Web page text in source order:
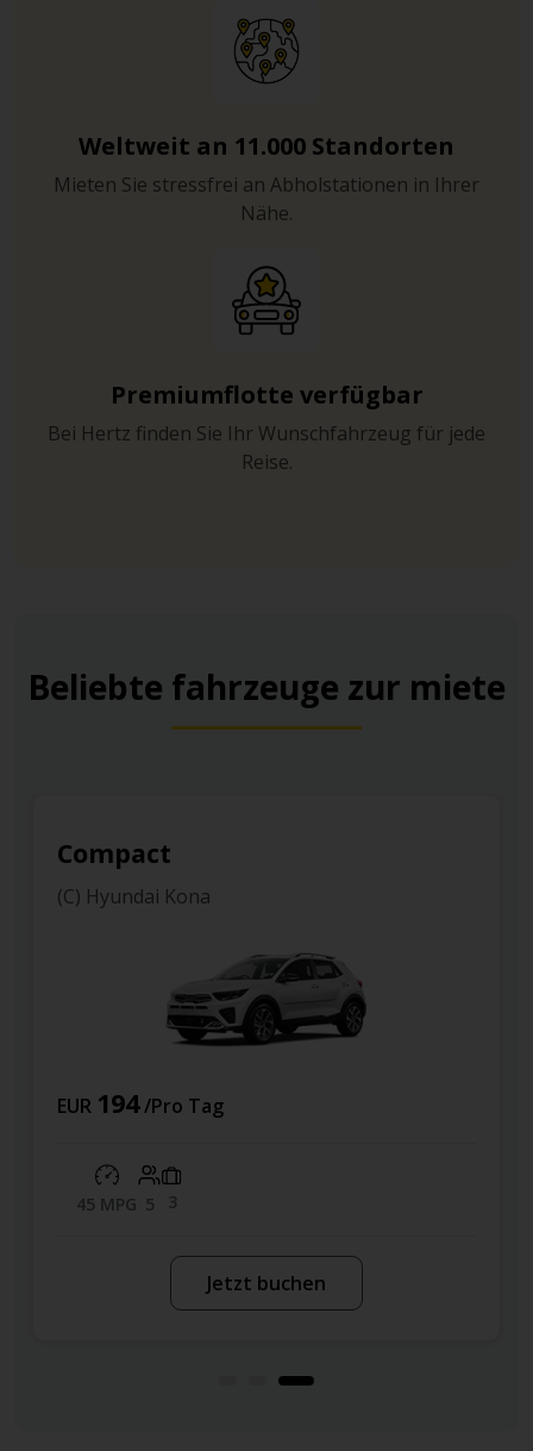
Weltweit an 11.000 Standorten
Mieten Sie stressfrei an Abholstationen in Ihrer
Nähe.
Premiumflotte verfügbar
Bei Hertz finden Sie Ihr Wunschfahrzeug für jede
Reise.
Beliebte fahrzeuge zur miete
Compact
(C) Hyundai Kona
194 /Pro Tag
45 MPG 5 3
Jetzt buchen